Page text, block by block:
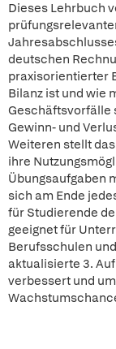
Dieses Lehrbuch
deutschen
praxisorientierter
Bilanz ist und wie
Geschäftsvorfälle
Gewinn- und
Weiteren stellt
ihre
Übungsaufgaben
sich am Ende
für Studierende
geeignet für
Berufsschulen
aktualisierte 3.
verbessert und